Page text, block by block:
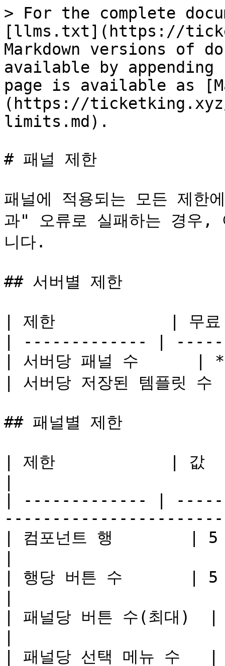
> For the complete
[llms.txt](https://
Markdown versions of
available by
page is available as
(https://
limits.md).
# 패널 제한
패널에 적용되는 모든 제한
과" 오류로 실패하는 경우,
니다.
## 서버별 제한
| 제한            | 무
| ------------- |
| 서버당 패널 수      |
| 서버당 저장된 템플
## 패널별 제한
| 제한            | 값
| ------------- |
| 컴포넌트 행        |
| 행당 버튼 수       |
| 패널당 버튼 수(최대)
| 패널당 선택 메뉴 수